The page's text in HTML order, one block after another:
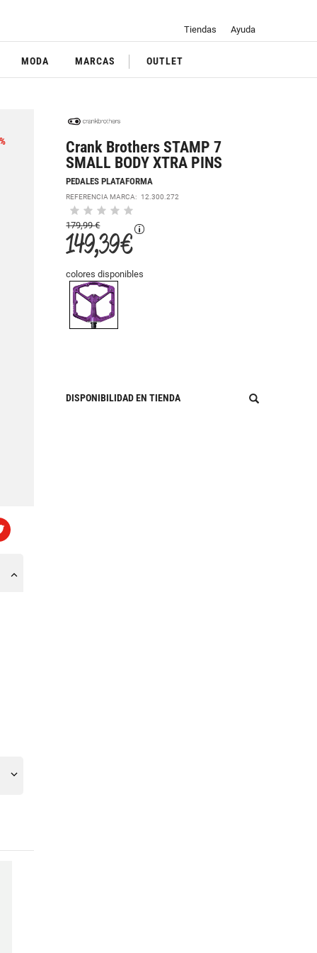
Tiendas Ayuda
MODA MARCAS OUTLET
Crank Brothers STAMP 7
SMALL BODY XTRA PINS
PEDALES PLATAFORMA
REFERENCIA MARCA: 12.300.272
179,99 €
149,39 €
colores disponibles
DISPONIBILIDAD EN TIENDA
%